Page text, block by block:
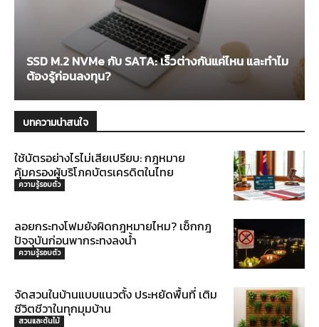
SSD M.2 NVMe กับ SATA: เร็วต่างกันแค่ไหน และทำไม
ต้องรู้ก่อนลงทุน?
บทความน่าสนใจ
ใช้บัตรอย่างไรไม่เสียเปรียบ: กฎหมาย
คุ้มครองผู้บริโภคบัตรเครดิตในไทย
ความรู้รอบตัว
ลอยกระทงโฟมยังผิดกฎหมายไหม? เช็กกฎ
ปัจจุบันก่อนพากระทงลงน้ำ
ความรู้รอบตัว
จัดสวนในบ้านแบบแนวตั้ง ประหยัดพื้นที่ เติม
ชีวิตชีวาในทุกมุมบ้าน
สวนและต้นไม้